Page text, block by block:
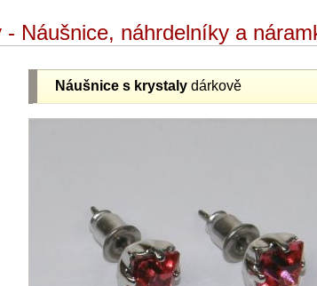
- Náušnice, náhrdelníky a
Náušnice s krystalydárkově